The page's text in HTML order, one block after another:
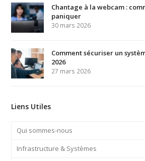
Chantage à la webcam :
paniquer
30 mars 2026
Comment sécuriser un
2026
27 mars 2026
Liens Utiles
Qui sommes-nous
Infrastructure & Systèmes